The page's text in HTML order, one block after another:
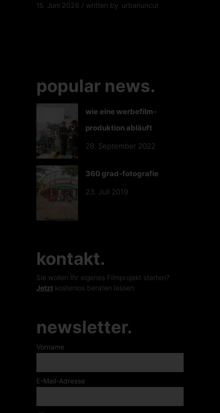
15. Juni 2026 written by urbanuncut
popular news.
wie eine werbefilm­
produktion abläuft
28. September 2022
360 grad-fotografie
23. Juli 2019
kontakt.
Sie wollen Ihr eigenes Filmprojekt starten?
Jetzt kostenlos beraten lassen.
newsletter.
Vorname
E-Mail-Adresse